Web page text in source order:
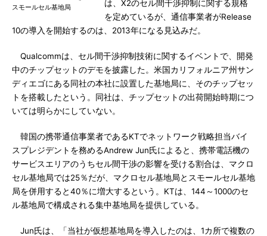
スモールセル基地局
は、X2のセル間干渉抑制に関する規格
を定めているが、通信事業者がRelease
10の導入を開始するのは、2013年になる見込みだ。
Qualcommは、セル間干渉抑制技術に関するイベントで、開発
中のチップセットのデモを披露した。米国カリフォルニア州サン
ディエゴにある同社の本社に設置した基地局に、そのチップセッ
トを搭載したという。同社は、チップセットの出荷開始時期につ
いては明らかにしていない。
韓国の携帯通信事業者であるKTでネットワーク戦略担当バイ
スプレジデントを務めるAndrew Jun氏によると、携帯電話機の
サービスエリアのうちセル間干渉の影響を受ける割合は、マクロ
セル基地局では25％だが、マクロセル基地局とスモールセル基地
局を併用すると40％に増大するという。KTは、144～1000のセ
ル基地局で構成される集中基地局を提供している。
Jun氏は、「当社が仮想基地局を導入したのは、1カ所で複数の